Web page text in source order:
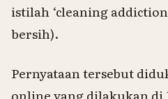
istilah ‘cleaning
bersih).
Pernyataan tersebut
online yang dilakukan